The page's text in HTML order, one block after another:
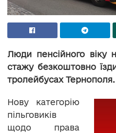
Люди пенсійного віку
стажу безкоштовно
тролейбусах Тернополя.
Нову категорію
пільговиків
щодо права